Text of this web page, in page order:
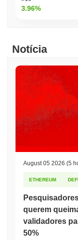
Coin?
Trump Coin está
Como Trump
comparação
Nos últimos 7
mercado cripto
indica um atraso
relação ao
3.96%
Notícia
August 05 2026 (5
ETHEREUM
querem
validadores
50%